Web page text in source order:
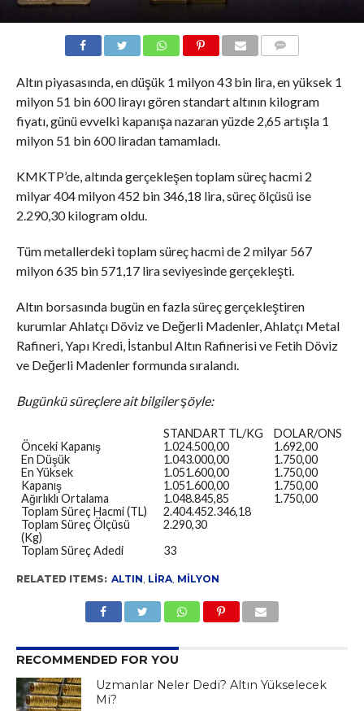
Altın piyasasında, en düşük 1 milyon 43 bin lira, en yüksek 1
milyon 51 bin 600 lirayı gören standart altının kilogram
fiyatı, günü evvelki kapanışa nazaran yüzde 2,65 artışla 1
milyon 51 bin 600 liradan tamamladı.
KMKTP’de, altında gerçekleşen toplam süreç hacmi 2
milyar 404 milyon 452 bin 346,18 lira, süreç ölçüsü ise
2.290,30 kilogram oldu.
Tüm metallerdeki toplam süreç hacmi de 2 milyar 567
milyon 635 bin 571,17 lira seviyesinde gerçekleşti.
Altın borsasında bugün en fazla süreç gerçekleştiren
kurumlar Ahlatçı Döviz ve Değerli Madenler, Ahlatçı Metal
Rafineri, Yapı Kredi, İstanbul Altın Rafinerisi ve Fetih Döviz
ve Değerli Madenler formunda sıralandı.
Bugünkü süreçlere ait bilgiler şöyle:
STANDART TL/KG
DOLAR/ONS
Önceki Kapanış
1.024.500,00
1.692,00
En Düşük
1.043.000,00
1.750,00
En Yüksek
1.051.600,00
1.750,00
Kapanış
1.051.600,00
1.750,00
Ağırlıklı Ortalama
1.048.845,85
1.750,00
Toplam Süreç Hacmi (TL)
2.404.452.346,18
Toplam Süreç Ölçüsü
(Kg)
2.290,30
Toplam Süreç Adedi
33
RELATED ITEMS: ALTIN, LIRA, MILYON
RECOMMENDED FOR YOU
Uzmanlar Neler Dedi? Altın Yükselecek
Mi?